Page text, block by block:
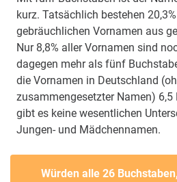
kurz. Tatsächlich bestehen
gebräuchlichen Vornamen aus
Nur 8,8% aller Vornamen sind
dagegen mehr als fünf
die Vornamen in Deutschland
zusammengesetzter Namen)
gibt es keine wesentlichen
Jungen- und Mädchennamen.
Würden alle 26 Buchstaben,